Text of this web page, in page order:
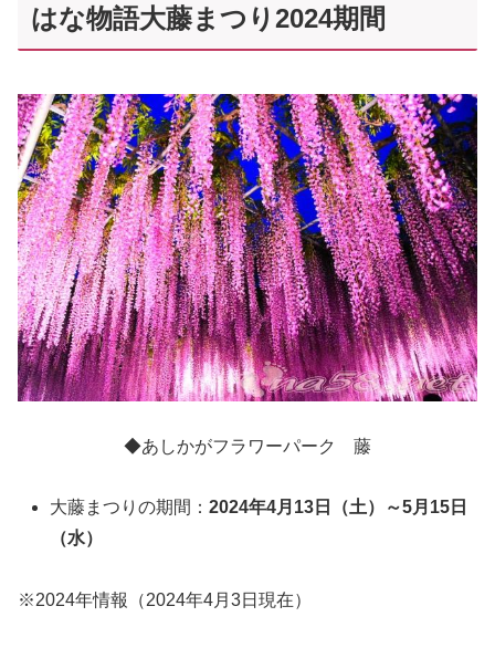
はな物語大藤まつり2024期間
◆あしかがフラワーパーク 藤
大藤まつりの期間：2024年4月13日（土）～5月15日
（水）
※2024年情報（2024年4月3日現在）